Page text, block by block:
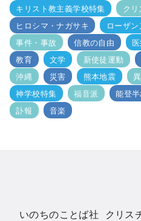
キリスト教主義学校特集
ク
ヒロシマ・ナガサキ
ローザ
事件・事故
信教の自由
教育
文学 新使徒運動
沖縄
災害 熊本地震
神学校特集
福音派 能登
訃報
音楽
いのちのことば社 クリス